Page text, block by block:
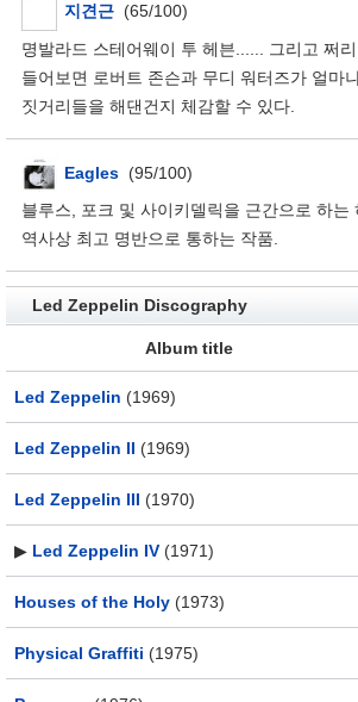
지견근 (65/100)
명발라드 스테어웨이 투 헤븐...... 그리고 쩌
들어보면 로버트 존슨과 무디 워터즈가 얼마
짓거리들을 해댄건지 체감할 수 있다.
Eagles (95/100)
블루스, 포크 및 사이키델릭을 근간으로 하는
역사상 최고 명반으로 통하는 작품.
Led Zeppelin Discography
Album title
Led Zeppelin (1969)
Led Zeppelin II (1969)
Led Zeppelin III (1970)
▶ Led Zeppelin IV (1971)
Houses of the Holy (1973)
Physical Graffiti (1975)